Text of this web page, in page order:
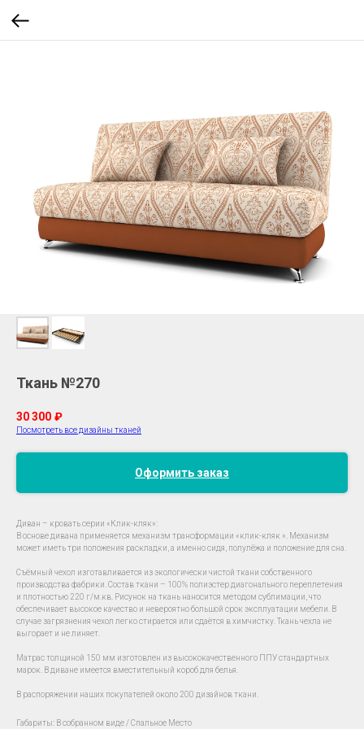
Ткань №270
30 300 ₽
Посмотреть все дизайны тканей
Оформить заказ
Диван – кровать серии «Клик-кляк»:
В основе дивана применяется механизм трансформации «клик-кляк ». Механизм
может иметь три положения раскладки, а именно сидя, полулёжа и положение для сна.
Съёмный чехол изготавливается из экологически чистой ткани собственного
производства фабрики. Состав ткани – 100% полиэстер диагонального переплетения
и плотностью 220 г/м.кв. Рисунок на ткань наносится методом сублимации, что
обеспечивает высокое качество и невероятно большой срок эксплуатации мебели. В
случае загрязнения чехол легко стирается или сдаётся в химчистку. Ткань чехла не
выгорает и не линяет.
Матрас толщиной 150 мм изготовлен из высококачественного ППУ стандартных
марок. В диване имеется вместительный короб для белья.
В распоряжении наших покупателей около 200 дизайнов ткани.
Габариты: В собранном виде / Спальное Место